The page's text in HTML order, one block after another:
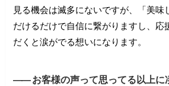
見る機会は滅多にないですが、「美味
だけるだけで自信に繋がりますし、応
だくと涙がでる想いになります。
―― お客様の声って思ってる以上に